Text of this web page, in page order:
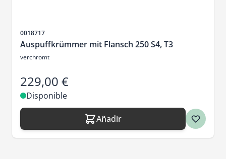
SKU
0018717
Auspuffkrümmer mit Flansch 250 S4, T3
verchromt
229,00 €
Disponible
Añadir